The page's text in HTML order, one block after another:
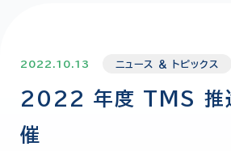
2022.10.13 ニュース ＆ トピックス
2022 年度 TMS 推
催